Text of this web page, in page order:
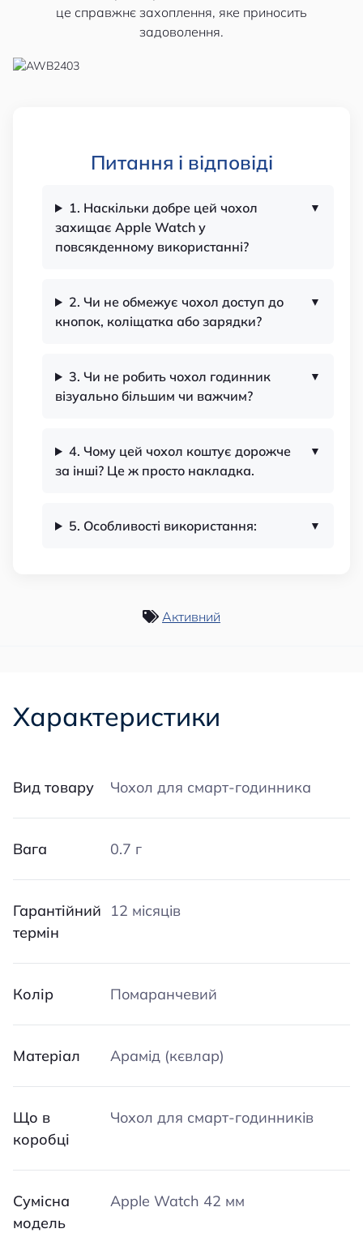
це справжнє захоплення, яке приносить
задоволення.
Питання і відповіді
1. Наскільки добре цей чохол
захищає Apple Watch у
повсякденному використанні?
2. Чи не обмежує чохол доступ до
кнопок, коліщатка або зарядки?
3. Чи не робить чохол годинник
візуально більшим чи важчим?
4. Чому цей чохол коштує дорожче
за інші? Це ж просто накладка.
5. Особливості використання:
Активний
Характеристики
Вид товару Чохол для смарт-годинника
Вага 0.7 г
Гарантійний
термін
12 місяців
Колір Помаранчевий
Матеріал Арамід (кєвлар)
Що в
коробці
Чохол для смарт-годинників
Сумісна
модель
Apple Watch 42 мм